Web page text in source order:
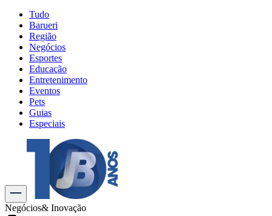
Tudo
Barueri
Região
Negócios
Esportes
Educação
Entretenimento
Eventos
Pets
Guias
Especiais
Explore Tudo
Últimas Notícias
Previsão do Tempo
Trânsito e Rotas
Dia a Dia & Lazer
Negócios& Inovação